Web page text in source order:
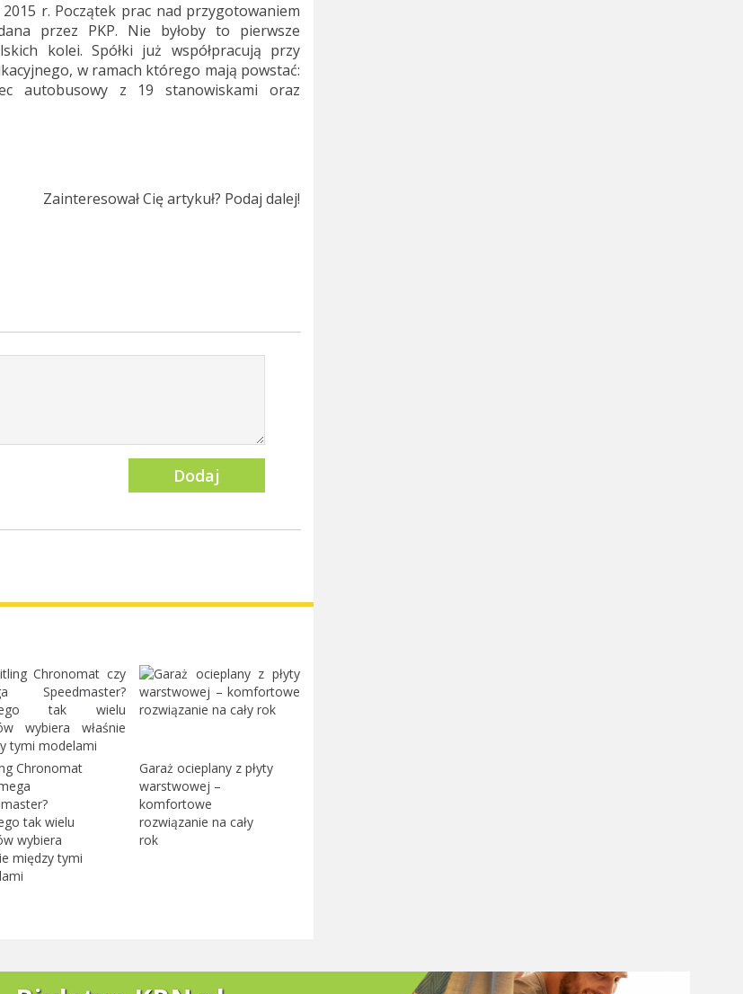
r. Początek prac nad przygotowaniem
przez PKP. Nie byłoby to pierwsze
kolei. Spółki już współpracują przy
w ramach którego mają powstać:
autobusowy z 19 stanowiskami oraz
Zainteresował Cię artykuł? Podaj dalej!
Dodaj
Chronomat
tak wielu
wybiera
między tymi
Garaż ocieplany z płyty
warstwowej –
komfortowe
rozwiązanie na cały
rok